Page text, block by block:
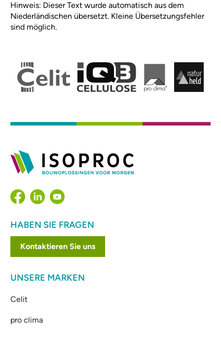
Hinweis: Dieser Text wurde automatisch aus dem
Niederländischen übersetzt. Kleine Übersetzungsfehler
sind möglich.
HABEN SIE FRAGEN
Kontaktieren Sie uns
UNSERE MARKEN
Celit
pro clima